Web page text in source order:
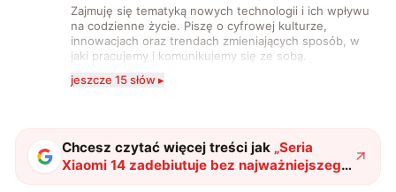
Zajmuję się tematyką nowych technologii i ich wpływu
na codzienne życie. Piszę o cyfrowej kulturze,
innowacjach oraz trendach zmieniających sposób, w
jaki pracujemy i komunikujemy się ze sobą.
technologii a współczesną popkulturą. W wolnych
jeszcze 15 słów ▸
Chcesz czytać więcej treści jak „Seria
Xiaomi 14 zadebiutuje bez najważniejszego
modelu, ale nie ma się czym martwić"?